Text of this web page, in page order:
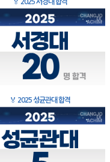
🏅 2025 서경대 합격
🏅 2025 성균관대 합격